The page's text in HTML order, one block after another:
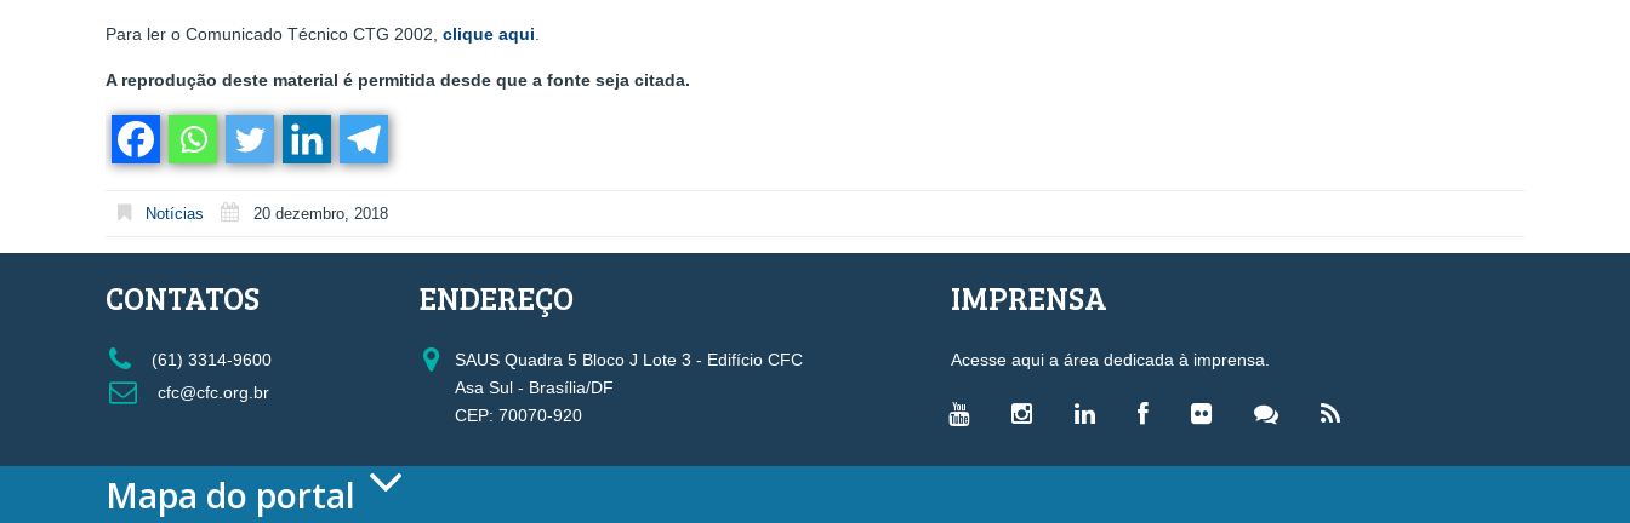
Para ler o Comunicado Técnico CTG 2002, clique aqui.
A reprodução deste material é permitida desde que a fonte seja citada.
Notícias 20 dezembro, 2018
CONTATOS
(61) 3314-9600
cfc@cfc.org.br
ENDEREÇO
SAUS Quadra 5 Bloco J Lote 3 - Edifício CFC
Asa Sul - Brasília/DF
CEP: 70070-920
IMPRENSA
Acesse aqui a área dedicada à imprensa.
Mapa do portal